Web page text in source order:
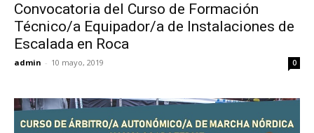
Convocatoria del Curso de Formación
Técnico/a Equipador/a de Instalaciones de
Escalada en Roca
admin - 10 mayo, 2019 0